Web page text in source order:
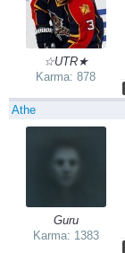
☆UTR★
Karma: 878
Athe
Guru
Karma: 1383